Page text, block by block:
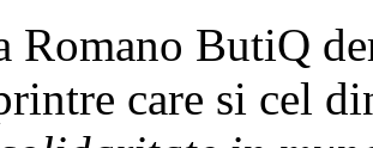
Romano ButiQ
care si cel